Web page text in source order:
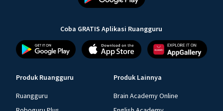
Coba GRATIS Aplikasi Ruangguru
Produk Ruangguru
Ruangguru
Produk Lainnya
Brain Academy Online